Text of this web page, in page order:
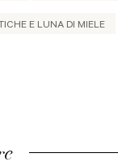
E LUNA DI MIELE